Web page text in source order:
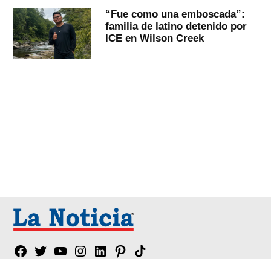
“Fue como una emboscada”:
familia de latino detenido por
ICE en Wilson Creek
Facebook
TwitterYouTubeInstagram
LinkedinPinterest
Tik